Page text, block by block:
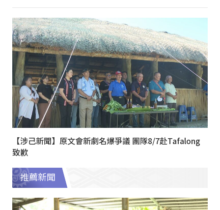
【涉己新聞】原文會新劇名爆爭議 團隊8/7赴Tafalong
致歉
推薦新聞